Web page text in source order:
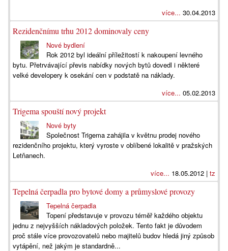
více... 30.04.2013
Rezidenčnímu trhu 2012 dominovaly ceny
Nové bydlení
Rok 2012 byl ideální příležitostí k nakoupení levného
bytu. Přetrvávající převis nabídky nových bytů dovedl i některé
velké developery k osekání cen v podstatě na náklady.
více... 05.02.2013
Trigema spouští nový projekt
Nové byty
Společnost Trigema zahájila v květnu prodej nového
rezidenčního projektu, který vyroste v oblíbené lokalitě v pražských
Letňanech.
více... 18.05.2012 | tz
Tepelná čerpadla pro bytové domy a průmyslové provozy
Tepelná čerpadla
Topení představuje v provozu téměř každého objektu
jednu z nejvyšších nákladových položek. Tento fakt je důvodem
proč stále více provozovatelů nebo majitelů budov hledá jiný způsob
vytápění, než jakým je standardně...